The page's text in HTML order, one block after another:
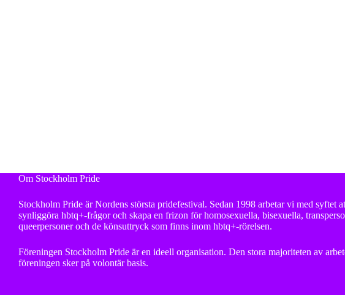
Om Stockholm Pride
Stockholm Pride är Nordens största pridefestival. Sedan 1998 arbetar vi med syftet
synliggöra hbtq+-frågor och skapa en frizon för homosexuella, bisexuella,
queerpersoner och de könsuttryck som finns inom hbtq+-rörelsen.
Föreningen Stockholm Pride är en ideell organisation. Den stora majoriteten av
föreningen sker på volontär basis.